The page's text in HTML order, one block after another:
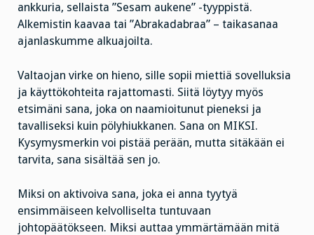
ankkuria, sellaista ”Sesam aukene” -tyyppistä.
Alkemistin kaavaa tai ”Abrakadabraa” – taikasanaa
ajanlaskumme alkuajoilta.
Valtaojan virke on hieno, sille sopii miettiä sovelluksia
ja käyttökohteita rajattomasti. Siitä löytyy myös
etsimäni sana, joka on naamioitunut pieneksi ja
tavalliseksi kuin pölyhiukkanen. Sana on MIKSI.
Kysymysmerkin voi pistää perään, mutta sitäkään ei
tarvita, sana sisältää sen jo.
Miksi on aktivoiva sana, joka ei anna tyytyä
ensimmäiseen kelvolliselta tuntuvaan
johtopäätökseen. Miksi auttaa ymmärtämään mitä